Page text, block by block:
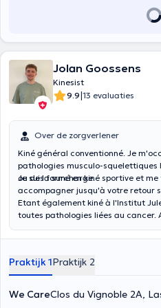
plaisir sur Mont-Saint-Guibert ou
Jolan Goossens
Kinesist
9.9|13 evaluaties
Over de zorgverlener
Kiné général conventionné. Je
pathologies musculo-squelettiques
ou de la surcharge.
Je suis formé en kiné sportive et
accompagner jusqu'à votre retour
Etant également kiné à l'Institut
toutes pathologies liées au cancer.
Praktijk 1Praktijk 2
We CareClos du Vignoble 2A,